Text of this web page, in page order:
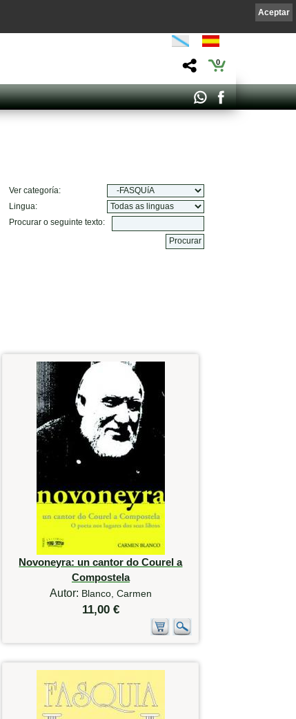
0
Ver categoría:
Lingua:
Procurar o seguinte texto:
Novoneyra: un cantor do Courel a
Compostela
Autor: Blanco, Carmen
11,00 €
Aceptar